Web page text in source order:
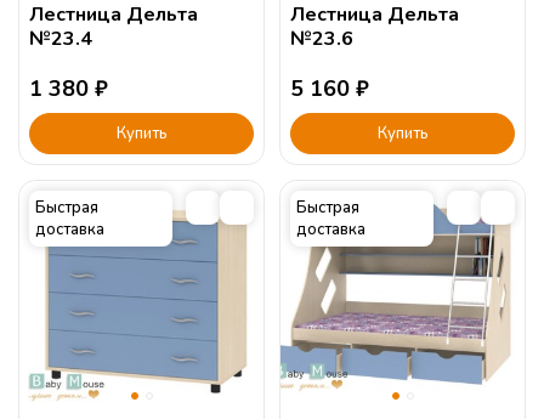
Лестница Дельта
№23.4
1 380 ₽
Купить
Лестница Дельта
№23.6
5 160 ₽
Купить
Быстрая
доставка
Быстрая
доставка